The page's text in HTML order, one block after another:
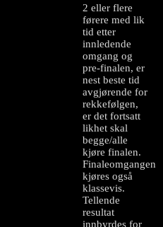
2 eller flere
førere med lik
tid etter
innledende
omgang og
pre-finalen, er
nest beste tid
avgjørende for
rekkefølgen,
er det fortsatt
likhet skal
begge/alle
kjøre finalen.
Finaleomgangen
kjøres også
klassevis.
Tellende
resultat
innbyrdes for